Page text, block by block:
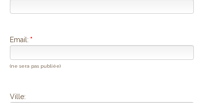
Email: *
(ne sera pas publiée)
Ville: